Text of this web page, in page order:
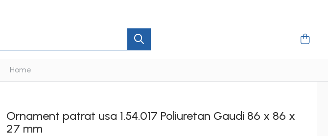
Home
Ornament patrat usa 1.54.017 Poliuretan Gaudi 86 x 86 x
27 mm